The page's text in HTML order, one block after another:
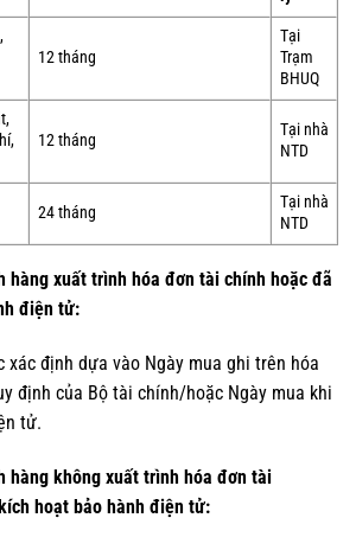
12 tháng
Tại
Trạm
BHUQ
12 tháng
Tại nhà
NTD
24 tháng
Tại nhà
NTD
hàng xuất trình hóa đơn tài chính hoặc đã
điện tử:
xác định dựa vào Ngày mua ghi trên hóa
định của Bộ tài chính/hoặc Ngày mua khi
tử.
hàng không xuất trình hóa đơn tài
hoạt bảo hành điện tử: